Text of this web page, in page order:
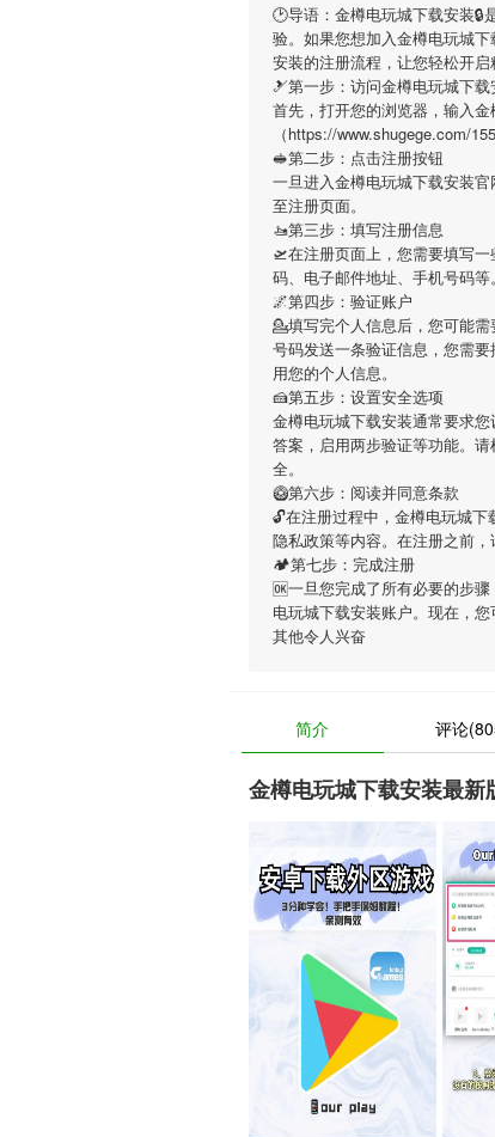
🕑导语： 金樽电玩城下载安装🔒
验。如果您想加入金樽电玩城下
安装的注册流程，让您轻松开启
🎿第一步：访问金樽电玩城下载
首先，打开您的浏览器，输入金
（https://www.shugege.com/
🥪第二步：点击注册按钮
一旦进入金樽电玩城下载安装官
至注册页面。
🚤第三步：填写注册信息
🛫在注册页面上，您需要填写
码、电子邮件地址、手机号码等
🌌第四步：验证账户
💁填写完个人信息后，您可能需
号码发送一条验证信息，您需
用您的个人信息。
🍰第五步：设置安全选项
金樽电玩城下载安装通常要求
答案，启用两步验证等功能。
全。
🥝第六步：阅读并同意条款
🔓在注册过程中， 金樽电玩城下
隐私政策等内容。在注册之前
🏕第七步：完成注册
🆗一旦您完成了所有必要的步骤
电玩城下载安装账户。现在，
其他令人兴奋
简介 评论
金樽电玩城下载安装最新